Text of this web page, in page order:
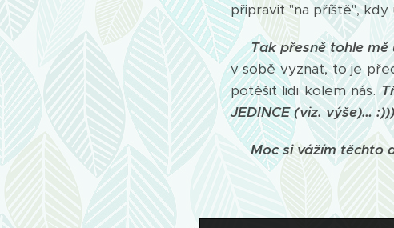
připravit "na příště",
Tak přesně tohle mě
v sobě vyznat, to je
potěšit lidi kolem nás.
JEDINCE (viz. výše)… :)))
Moc si vážím těchto